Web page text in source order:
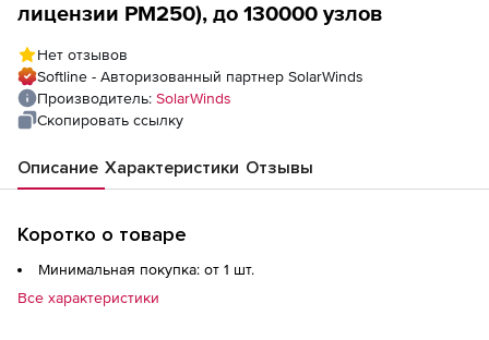
лицензии PM250), до 130000 узлов
Нет отзывов
Softline - Авторизованный партнер SolarWinds
Производитель: SolarWinds
Скопировать ссылку
Описание Характеристики Отзывы
Коротко о товаре
Минимальная покупка: от 1 шт.
Все характеристики